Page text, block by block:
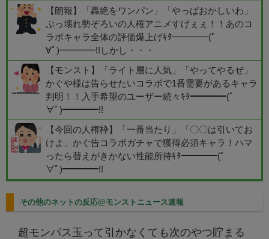
【朗報】「轟絶をワンパン」「やっぱおかしいわ」
ぶっ壊れ勢ぞろいの人権アニメすげぇぇ！！あのコ
ラボキャラ全体の評価爆上げｷﾀ━━━━(ﾟ
∀ﾟ)━━━━!!しかし・・・
【モンスト】「ライト層に人気」「やってやるぜ」
かぐや様は告らせたいコラボで1番需要があるキャラ
判明！！入手希望のユーザー続々ｷﾀ━━━━(ﾟ
∀ﾟ)━━━━!!
【今回の人権枠】「一番当たり」「〇〇は引いてお
けよ」かぐ告コラボガチャで獲得必須キャラ！ハマ
ったら替えがきかない性能所持ｷﾀ━━━━(ﾟ
∀ﾟ)━━━━!!
その他のネットの反応@モンストニュース速報
超モンパス玉って引かなくても次のやつ貯まる